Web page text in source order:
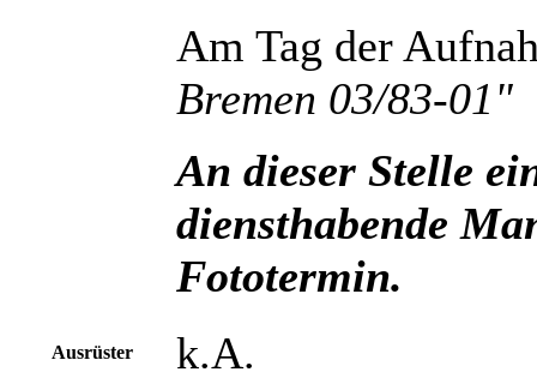
Am Tag der
Bremen 03/83-01"
An dieser Stelle
diensthabende
Fototermin.
Ausrüster k.A.